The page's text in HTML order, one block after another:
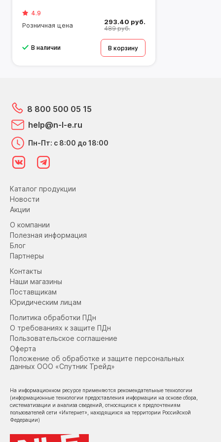
Комплектация:
Кронштейн – 1 шт. Инструкция по сборке – 1шт.
Комплект крепежа:
4*14 (4шт); 5*14(4 шт); Шайба (внут. Диам. 6
4.9
Розничная цена 293.40 руб.
489 руб.
В наличии В корзину
Каталог продукции
Новости
Акции
О компании
Полезная информация
Блог
Партнеры
Контакты
Наши магазины
Поставщикам
Юридическим лицам
Политика обработки ПДн
О требованиях к защите ПДн
Пользовательское соглашение
Оферта
Положение об обработке и защите персональных
данных ООО «Спутник Трейд»
8 800 500 05 15
help@n-l-e.ru
Пн-Пт: с 8:00 до 18:00
На информационном ресурсе применяются рекомендательные технологии
(информационные технологии предоставления информации на основе сбора,
систематизации и анализа сведений, относящихся к предпочтениям
пользователей сети «Интернет», находящихся на территории Российской
Федерации)